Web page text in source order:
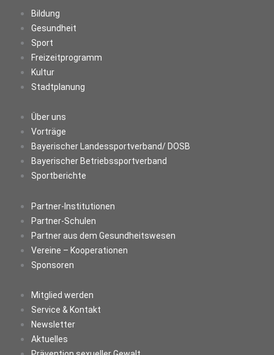
Bildung
Gesundheit
Sport
Freizeitprogramm
Kultur
Stadtplanung
Über uns
Vorträge
Bayerischer Landessportverband/ DOSB
Bayerischer Betriebssportverband
Sportberichte
Partner-Institutionen
Partner-Schulen
Partner aus dem Gesundheitswesen
Vereine – Kooperationen
Sponsoren
Mitglied werden
Service & Kontakt
Newsletter
Aktuelles